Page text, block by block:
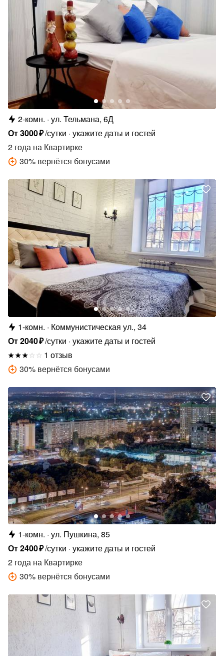
2-комн. ул. Тельмана, 6Д
От3000₽/сутки укажите даты и гостей
2 года на Квартирке
30% вернётся бонусами
1-комн.
Коммунистическая ул., 34
От2040₽/сутки укажите даты и гостей
1 отзыв
30% вернётся бонусами
1-комн. ул. Пушкина, 85
От2400₽/сутки укажите даты и гостей
2 года на Квартирке
30% вернётся бонусами